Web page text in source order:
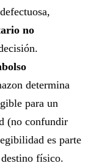
no
determina
para un
(no confundir
es parte
físico.